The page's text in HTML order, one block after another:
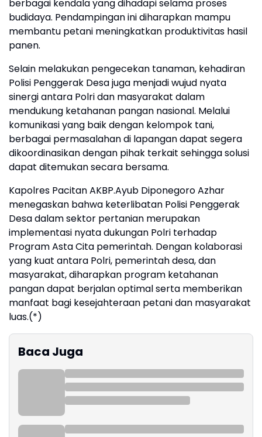
berbagai kendala yang dihadapi selama proses
budidaya. Pendampingan ini diharapkan mampu
membantu petani meningkatkan produktivitas hasil
panen.
Selain melakukan pengecekan tanaman, kehadiran
Polisi Penggerak Desa juga menjadi wujud nyata
sinergi antara Polri dan masyarakat dalam
mendukung ketahanan pangan nasional. Melalui
komunikasi yang baik dengan kelompok tani,
berbagai permasalahan di lapangan dapat segera
dikoordinasikan dengan pihak terkait sehingga solusi
dapat ditemukan secara bersama.
Kapolres Pacitan AKBP.Ayub Diponegoro Azhar
menegaskan bahwa keterlibatan Polisi Penggerak
Desa dalam sektor pertanian merupakan
implementasi nyata dukungan Polri terhadap
Program Asta Cita pemerintah. Dengan kolaborasi
yang kuat antara Polri, pemerintah desa, dan
masyarakat, diharapkan program ketahanan
pangan dapat berjalan optimal serta memberikan
manfaat bagi kesejahteraan petani dan masyarakat
luas.(*)
Baca Juga